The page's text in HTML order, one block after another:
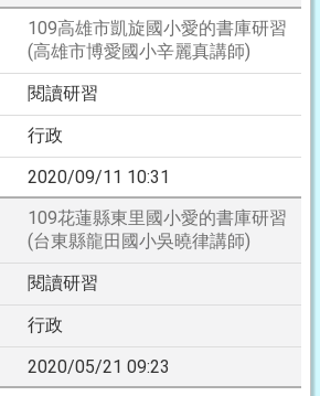
109高雄市凱旋國小愛的書庫研習
(高雄市博愛國小辛麗真講師)
閱讀研習
行政
2020/09/11 10:31
109花蓮縣東里國小愛的書庫研習
(台東縣龍田國小吳曉律講師)
閱讀研習
行政
2020/05/21 09:23